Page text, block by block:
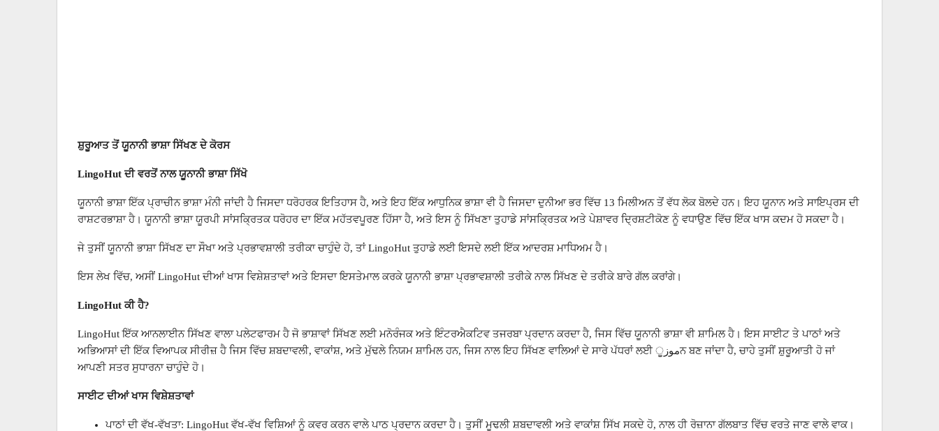
ਸ਼ੁਰੂਆਤ ਤੋਂ ਯੂਨਾਨੀ ਭਾਸ਼ਾ ਸਿੱਖਣ ਦੇ ਕੋਰਸ
LingoHut ਦੀ ਵਰਤੋਂ ਨਾਲ ਯੂਨਾਨੀ ਭਾਸ਼ਾ ਸਿੱਖੋ
ਯੂਨਾਨੀ ਭਾਸ਼ਾ ਇੱਕ ਪ੍ਰਾਚੀਨ ਭਾਸ਼ਾ ਮੰਨੀ ਜਾਂਦੀ ਹੈ ਜਿਸਦਾ ਧਰੋਹਰਕ ਇਤਿਹਾਸ ਹੈ, ਅਤੇ ਇਹ ਇੱਕ ਆਧੁਨਿਕ ਭਾਸ਼ਾ ਵੀ ਹੈ ਜਿਸਦਾ ਦੁਨੀਆ ਭਰ ਵਿੱਚ 13 ਮਿਲੀਅਨ ਤੋਂ ਵੱਧ ਲੋਕ ਬੋਲਦੇ ਹਨ। ਇਹ ਯੂਨਾਨ ਅਤੇ ਸਾਇਪ੍ਰਸ ਦੀ
ਰਾਸ਼ਟਰਭਾਸ਼ਾ ਹੈ। ਯੂਨਾਨੀ ਭਾਸ਼ਾ ਯੂਰਪੀ ਸਾਂਸਕ੍ਰਿਤਕ ਧਰੋਹਰ ਦਾ ਇੱਕ ਮਹੱਤਵਪੂਰਣ ਹਿੱਸਾ ਹੈ, ਅਤੇ ਇਸ ਨੂੰ ਸਿੱਖਣਾ ਤੁਹਾਡੇ ਸਾਂਸਕ੍ਰਿਤਕ ਅਤੇ ਪੇਸ਼ਾਵਰ ਦ੍ਰਿਸ਼ਟੀਕੋਣ ਨੂੰ ਵਧਾਉਣ ਵਿੱਚ ਇੱਕ ਖਾਸ ਕਦਮ ਹੋ ਸਕਦਾ ਹੈ।
ਜੇ ਤੁਸੀਂ ਯੂਨਾਨੀ ਭਾਸ਼ਾ ਸਿੱਖਣ ਦਾ ਸੌਖਾ ਅਤੇ ਪ੍ਰਭਾਵਸ਼ਾਲੀ ਤਰੀਕਾ ਚਾਹੁੰਦੇ ਹੋ, ਤਾਂ LingoHut ਤੁਹਾਡੇ ਲਈ ਇਸਦੇ ਲਈ ਇੱਕ ਆਦਰਸ਼ ਮਾਧਿਅਮ ਹੈ।
ਇਸ ਲੇਖ ਵਿੱਚ, ਅਸੀਂ LingoHut ਦੀਆਂ ਖਾਸ ਵਿਸ਼ੇਸ਼ਤਾਵਾਂ ਅਤੇ ਇਸਦਾ ਇਸਤੇਮਾਲ ਕਰਕੇ ਯੂਨਾਨੀ ਭਾਸ਼ਾ ਪ੍ਰਭਾਵਸ਼ਾਲੀ ਤਰੀਕੇ ਨਾਲ ਸਿੱਖਣ ਦੇ ਤਰੀਕੇ ਬਾਰੇ ਗੱਲ ਕਰਾਂਗੇ।
LingoHut ਕੀ ਹੈ?
LingoHut ਇੱਕ ਆਨਲਾਈਨ ਸਿੱਖਣ ਵਾਲਾ ਪਲੇਟਫਾਰਮ ਹੈ ਜੋ ਭਾਸ਼ਾਵਾਂ ਸਿੱਖਣ ਲਈ ਮਨੋਰੰਜਕ ਅਤੇ ਇੰਟਰਐਕਟਿਵ ਤਜਰਬਾ ਪ੍ਰਦਾਨ ਕਰਦਾ ਹੈ, ਜਿਸ ਵਿੱਚ ਯੂਨਾਨੀ ਭਾਸ਼ਾ ਵੀ ਸ਼ਾਮਿਲ ਹੈ। ਇਸ ਸਾਈਟ ਤੇ ਪਾਠਾਂ ਅਤੇ
ਅਭਿਆਸਾਂ ਦੀ ਇੱਕ ਵਿਆਪਕ ਸੀਰੀਜ਼ ਹੈ ਜਿਸ ਵਿੱਚ ਸ਼ਬਦਾਵਲੀ, ਵਾਕਾਂਸ਼, ਅਤੇ ਮੁੱਢਲੇ ਨਿਯਮ ਸ਼ਾਮਿਲ ਹਨ, ਜਿਸ ਨਾਲ ਇਹ ਸਿੱਖਣ ਵਾਲਿਆਂ ਦੇ ਸਾਰੇ ਪੱਧਰਾਂ ਲਈ موزੂਨ ਬਣ ਜਾਂਦਾ ਹੈ, ਚਾਹੇ ਤੁਸੀਂ ਸ਼ੁਰੂਆਤੀ ਹੋ ਜਾਂ
ਆਪਣੀ ਸਤਰ ਸੁਧਾਰਨਾ ਚਾਹੁੰਦੇ ਹੋ।
ਸਾਈਟ ਦੀਆਂ ਖਾਸ ਵਿਸ਼ੇਸ਼ਤਾਵਾਂ
ਪਾਠਾਂ ਦੀ ਵੱਖ-ਵੱਖਤਾ: LingoHut ਵੱਖ-ਵੱਖ ਵਿਸ਼ਿਆਂ ਨੂੰ ਕਵਰ ਕਰਨ ਵਾਲੇ ਪਾਠ ਪ੍ਰਦਾਨ ਕਰਦਾ ਹੈ। ਤੁਸੀਂ ਮੂਢਲੀ ਸ਼ਬਦਾਵਲੀ ਅਤੇ ਵਾਕਾਂਸ਼ ਸਿੱਖ ਸਕਦੇ ਹੋ, ਨਾਲ ਹੀ ਰੋਜ਼ਾਨਾ ਗੱਲਬਾਤ ਵਿੱਚ ਵਰਤੇ ਜਾਣ ਵਾਲੇ ਵਾਕ।